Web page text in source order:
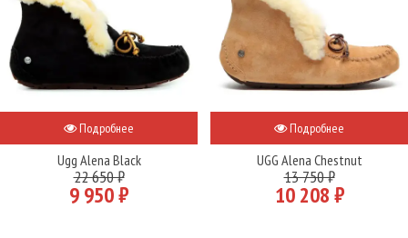
Подробнее
Ugg Alena Black
22 650 ₽
9 950 ₽
Подробнее
UGG Alena Chestnut
13 750 ₽
10 208 ₽